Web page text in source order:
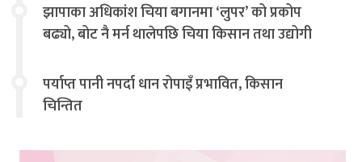
झापाका अधिकांश चिया बगानमा ‘लुपर’ को प्रकोप
बढ्यो, बोट नै मर्न थालेपछि चिया किसान तथा उद्योगी
पर्याप्त पानी नपर्दा धान रोपाइँ प्रभावित, किसान
चिन्तित